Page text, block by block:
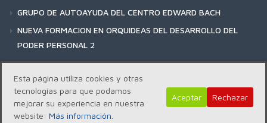
GRUPO DE AUTOAYUDA DEL CENTRO EDWARD BACH
NUEVA FORMACION EN ORQUIDEAS DEL DESARROLLO DEL
PODER PERSONAL 2
Copyright | Centro Edward Bach © 2018
Esta página utiliza cookies y otras
tecnologías para que podamos
mejorar su experiencia en nuestra
website: Más información.
Aceptar Rechazar